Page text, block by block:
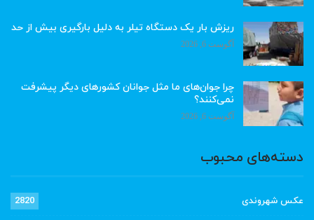
ریزش بار یک دستگاه تیلر به دلیل بارگیری بیش از حد
آگوست 6, 2026
چرا جوان‌های ما مثل جوانان کشورهای دیگر پیشرفت
نمی‌کنند؟
آگوست 6, 2026
دسته‌های محبوب
عکس شهروندی 2820